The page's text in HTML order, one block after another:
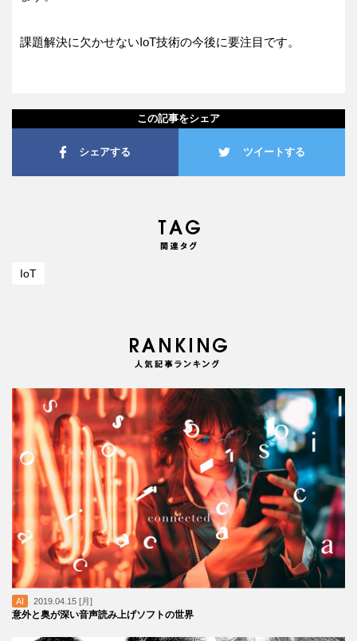
課題解決に欠かせないIoT技術の今後に要注目です。
この記事をシェア
シェアする ツイートする
IoT
AI 2019.04.15 [月]
意外と奥が深い音声読み上げソフトの世界